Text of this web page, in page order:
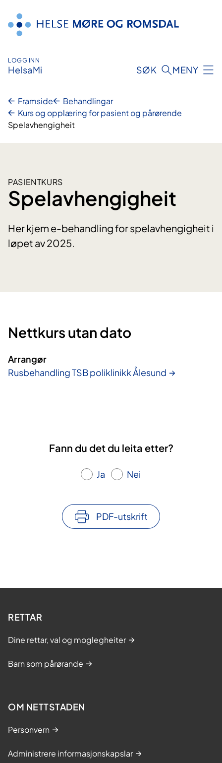
innhald
LOGG INN
HelsaMi SØK MENY
Framside
Behandlingar
Kurs og opplæring for pasient og pårørende
Spelavhengigheit
PASIENTKURS
Spelavhengigheit
Her kjem e-behandling for spelavhengigheit i
løpet av 2025.
Nettkurs utan dato
Arrangør
Rusbehandling TSB poliklinikk Ålesund
Fann du det du leita etter?
Ja Nei
PDF-utskrift
RETTAR
Dine rettar, val og moglegheiter
Barn som pårørande
OM NETTSTADEN
Personvern
Administrere informasjonskapslar